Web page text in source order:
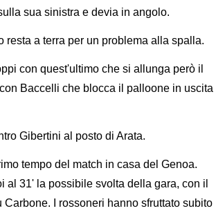
sua sinistra e devia in angolo.
a terra per un problema alla spalla.
con quest'ultimo che si allunga però il
Baccelli che blocca il palloone in uscita
Gibertini al posto di Arata.
tempo del match in casa del Genoa.
al 31' la possibile svolta della gara, con il
I rossoneri hanno sfruttato subito